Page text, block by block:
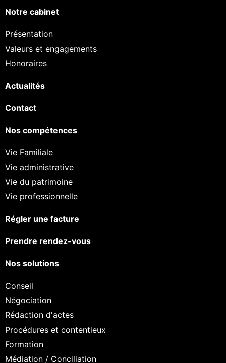
Notre cabinet
Présentation
Valeurs et engagements
Honoraires
Actualités
Contact
Nos compétences
Vie Familiale
Vie administrative
Vie du patrimoine
Vie professionnelle
Régler une facture
Prendre rendez-vous
Nos solutions
Conseil
Négociation
Rédaction d'actes
Procédures et contentieux
Formation
Médiation / Conciliation